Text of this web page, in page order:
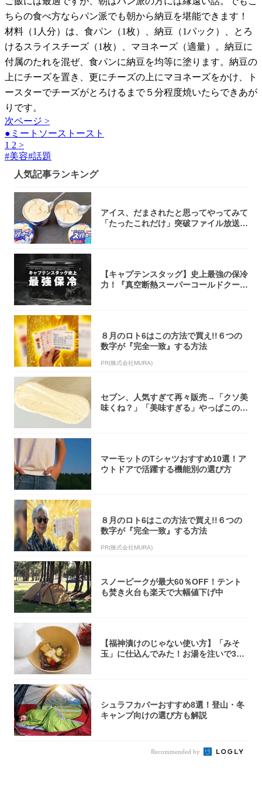
ちらの食べ方ならパン派でも朝から納豆を堪能できます！
材料（1人分）は、食パン（1枚）、納豆（1パック）、とろ
けるスライスチーズ（1枚）、マヨネーズ（適量）。納豆に
付属のたれを混ぜ、食パンに納豆を均等に塗ります。納豆の
上にチーズを置き、更にチーズの上にマヨネーズをかけ、ト
ースターでチーズがとろけるまで５分程度焼いたらできあが
りです。
次ページ >
●ミートソーストースト
1 2 >
#美容#話題
人気記事ランキング
アイス、だまされたと思ってやってみて
「たったこれだけ」突破ファイル放送で
【キャプテンスタッグ】史上最強の保冷
力！『真空断熱スーパーコールドクーラ
８月のロト6はこの方法で買え!!６つの
数字が『完全一致』する方法
PR(株式会社MURA)
セブン、人気すぎて再々販売→「クソ美
味くね？」「美味すぎる」やっぱこのク
マーモットのTシャツおすすめ10選！ア
ウトドアで活躍する機能別の選び方
８月のロト6はこの方法で買え!!６つの
数字が『完全一致』する方法
PR(株式会社MURA)
スノーピークが最大60％OFF！テント
も焚き火台も楽天で大幅値下げ中
【福神漬けのじゃない使い方】「みそ
玉」に仕込んでみた！お湯を注いで30
シュラフカバーおすすめ8選！登山・冬
キャンプ向けの選び方も解説
Recommended by